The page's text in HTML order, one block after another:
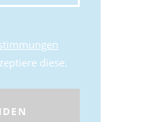
diese.